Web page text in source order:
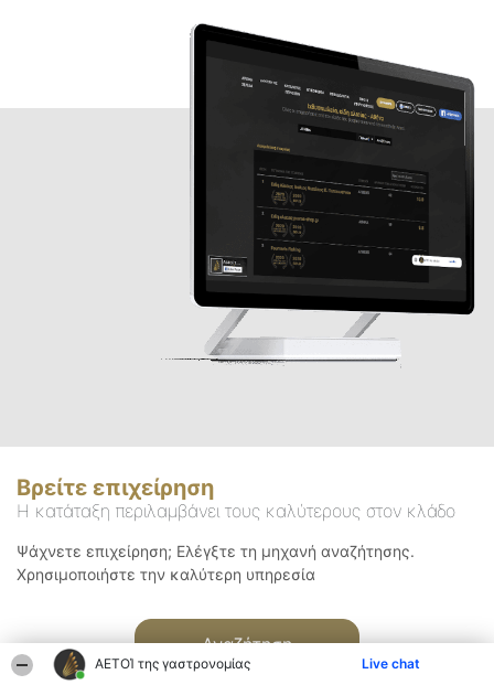
ΑΕΤΟΊ της γαστρονομίας Live chat
Βρείτε επιχείρηση
Η κατάταξη περιλαμβάνει τους καλύτερους στον κλάδο
Ψάχνετε επιχείρηση; Ελέγξτε τη μηχανή αναζήτησης.
Χρησιμοποιήστε την καλύτερη υπηρεσία
Αναζήτηση